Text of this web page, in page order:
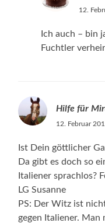
12.
Ich auch – bin
Fuchtler
Hilfe für
12. Februar
Ist Dein göttlicher
Da gibt es doch so
Italiener sprachlos?
LG Susanne
PS: Der Witz ist
gegen Italiener. Man